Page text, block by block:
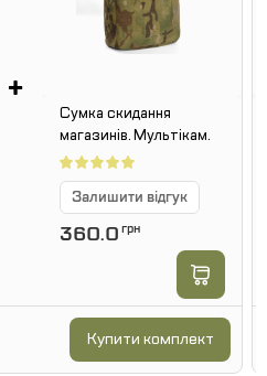
+
Сумка скидання
магазинів. Мультікам.
Залишити відгук
360.0 грн
Купити комплект